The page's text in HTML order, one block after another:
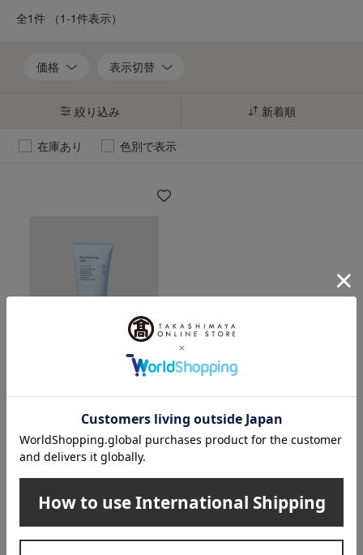
全1件 （1-1件表示）
価格 表示切替
絞り込み 新着順
在庫あり 色別で表示
ピュアクレンジング クリア
3,960
1